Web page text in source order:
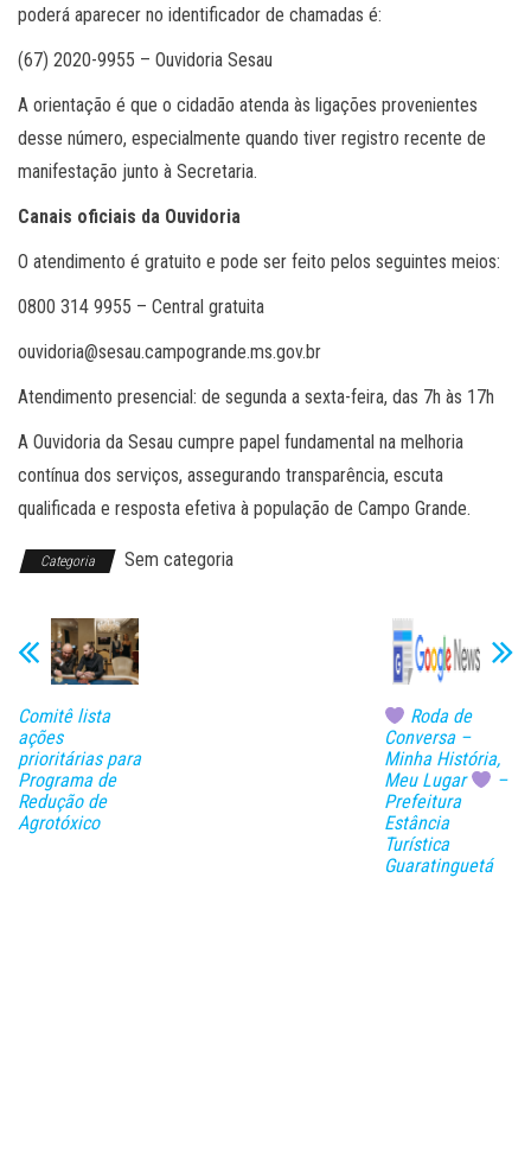
poderá aparecer no identificador de chamadas é:
(67) 2020-9955 – Ouvidoria Sesau
A orientação é que o cidadão atenda às ligações provenientes
desse número, especialmente quando tiver registro recente de
manifestação junto à Secretaria.
Canais oficiais da Ouvidoria
O atendimento é gratuito e pode ser feito pelos seguintes meios:
0800 314 9955 – Central gratuita
ouvidoria@sesau.campogrande.ms.gov.br
Atendimento presencial: de segunda a sexta-feira, das 7h às 17h
A Ouvidoria da Sesau cumpre papel fundamental na melhoria
contínua dos serviços, assegurando transparência, escuta
qualificada e resposta efetiva à população de Campo Grande.
Categoria Sem categoria
Comitê lista
ações
prioritárias para
Programa de
Redução de
Agrotóxico
Roda de
Conversa –
Minha História,
Meu Lugar
–
Prefeitura
Estância
Turística
Guaratinguetá